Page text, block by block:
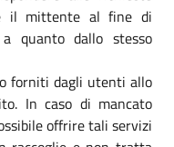
il mittente al fine di
quanto dallo stesso
forniti dagli utenti allo
In caso di mancato
offrire tali servizi